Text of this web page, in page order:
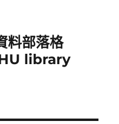
料部落格
library